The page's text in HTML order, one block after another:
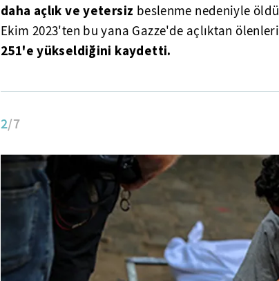
daha açlık ve yetersiz beslenme nedeniyle
Ekim 2023'ten bu yana Gazze'de açlıktan
251'e yükseldiğini kaydetti.
2/7